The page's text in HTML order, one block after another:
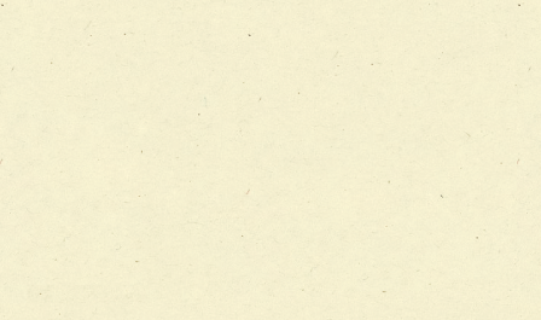
チーム11【摂食・嚥下サポートチーム】
チーム12【こどもの食育支援チーム】
チーム13【非がんに対する緩和ケアチーム】